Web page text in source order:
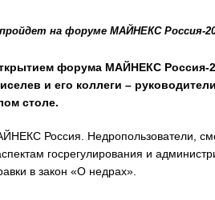
на форуме МАЙНЕКС Россия-
форума МАЙНЕКС Россия-
и его коллеги –
столе.
Россия. Недропользователи,
госрегулирования и
в закон «О недрах».